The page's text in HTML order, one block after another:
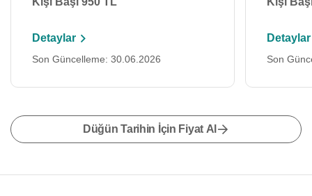
Detaylar
Son Güncelleme: 30.06.2026
Detaylar
Son
Düğün Tarihin İçin Fiyat Al